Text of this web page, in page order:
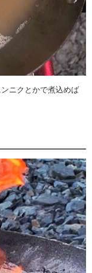
ニクとかで煮込めば